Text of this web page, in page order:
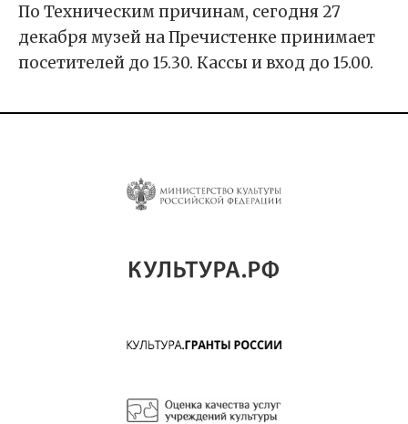
По Техническим причинам, сегодня 27
декабря музей на Пречистенке принимает
посетителей до 15.30. Кассы и вход до 15.00.